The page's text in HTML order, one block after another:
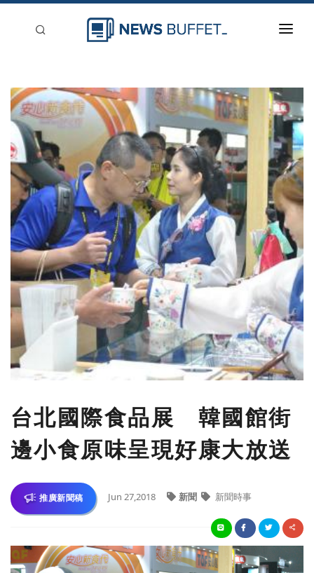
新聞稿分類
登入
刊登
台北國際食品展 韓國館街
邊小食原味呈現好康大放送
推廣新聞稿 Jun 27,2018 新聞 新聞時事